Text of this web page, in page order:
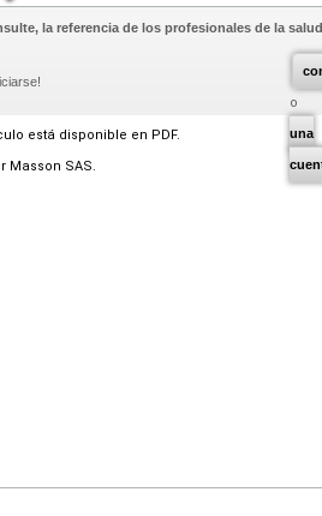
una
la referencia de los profesionales de la
está disponible en PDF.
Masson SAS.